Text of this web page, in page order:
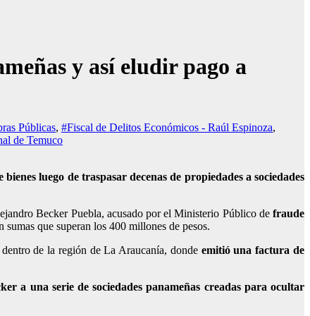
y así eludir pago a
Públicas, #Fiscal de Delitos Económicos - Raúl Espinoza,
de Temuco
luego de traspasar decenas de propiedades a sociedades
Becker Puebla, acusado por el Ministerio Público defraude
sumas que superan los 400 millones de pesos.
de la región de La Araucanía, donde emitió una factura de
a una serie de sociedades panameñas creadas para ocultar